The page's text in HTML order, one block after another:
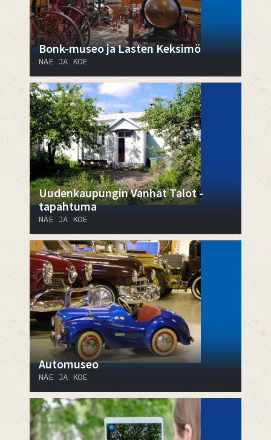
Bonk-museo ja Lasten Keksimö
NÄE JA KOE
Uudenkaupungin Vanhat Talot -
tapahtuma
NÄE JA KOE
Automuseo
NÄE JA KOE